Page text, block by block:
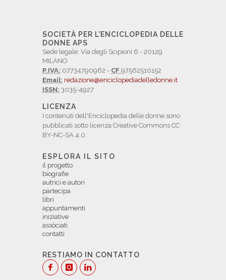
SOCIETÀ PER L'ENCICLOPEDIA DELLE
DONNE APS
Sede legale: Via degli Scipioni 6 - 20129
MILANO
P.IVA: 07734790962 - CF 97562510152
Email: redazione@enciclopediadelledonne.it
ISSN: 3035-4927
LICENZA
I contenuti dell'Enciclopedia delle donne sono
pubblicati sotto licenza Creative Commons CC
BY-NC-SA 4.0.
ESPLORA IL SITO
il progetto
biografie
autrici e autori
partecipa
libri
appuntamenti
iniziative
assòciati
contatti
RESTIAMO IN CONTATTO